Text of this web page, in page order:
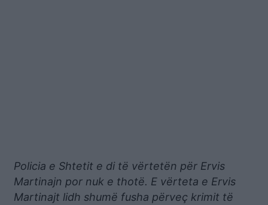
Policia e Shtetit e di të vërtetën për Ervis
Martinajn por nuk e thotë. E vërteta e Ervis
Martinajt lidh shumë fusha përveç krimit të